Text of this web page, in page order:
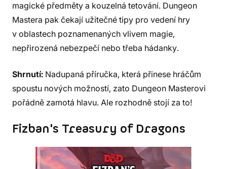
magické předměty a kouzelná tetování. Dungeon
Mastera pak čekají užitečné tipy pro vedení hry
v oblastech poznamenaných vlivem magie,
nepřirozená nebezpečí nebo třeba hádanky.
Shrnutí: Nadupaná příručka, která přinese hráčům
spoustu nových možností, zato Dungeon Masterovi
pořádně zamotá hlavu. Ale rozhodně stojí za to!
Fizban's Treasury of Dragons